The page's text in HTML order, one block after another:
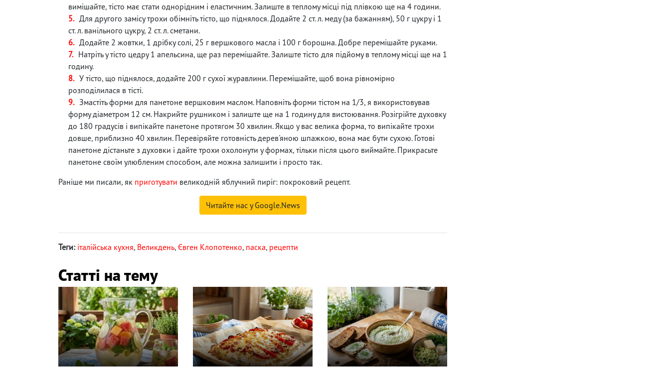
вимішайте, тісто має стати однорідним і еластичним. Залиште в теплому місці під плівкою ще на 4 години.
Для другого замісу трохи обімніть тісто, що піднялося. Додайте 2 ст. л. меду (за бажанням), 50 г цукру і 1
ст. л. ванільного цукру, 2 ст. л. сметани.
Додайте 2 жовтки, 1 дрібку солі, 25 г вершкового масла і 100 г борошна. Добре перемішайте руками.
Натріть у тісто цедру 1 апельсина, ще раз перемішайте. Залиште тісто для підйому в теплому місці ще на 1
годину.
У тісто, що піднялося, додайте 200 г сухої журавлини. Перемішайте, щоб вона рівномірно
розподілилася в тісті.
Змастіть форми для панетоне вершковим маслом. Наповніть форми тістом на 1/3, я використовував
форму діаметром 12 см. Накрийте рушником і залиште ще на 1 годину для вистоювання. Розігрійте духовку
до 180 градусів і випікайте панетоне протягом 30 хвилин. Якщо у вас велика форма, то випікайте трохи
довше, приблизно 40 хвилин. Перевіряйте готовність дерев'яною шпажкою, вона має бути сухою. Готові
панетоне дістаньте з духовки і дайте трохи охолонути у формах, тільки після цього виймайте. Прикрасьте
панетоне своїм улюбленим способом, але можна залишити і просто так.
Раніше ми писали, як приготувати великодній яблучний пиріг: покроковий рецепт.
Читайте нас у Google.News
Теги: італійська кухня, Великдень, Євген Клопотенко, паска, рецепти
Статті на тему